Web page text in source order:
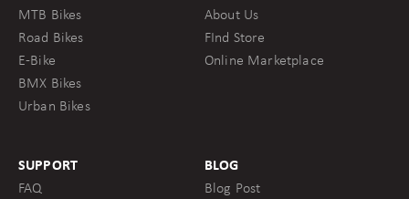
MTB Bikes
Road Bikes
E-Bike
BMX Bikes
Urban Bikes
About Us
FInd Store
Online Marketplace
SUPPORT
FAQ
BLOG
Blog Post